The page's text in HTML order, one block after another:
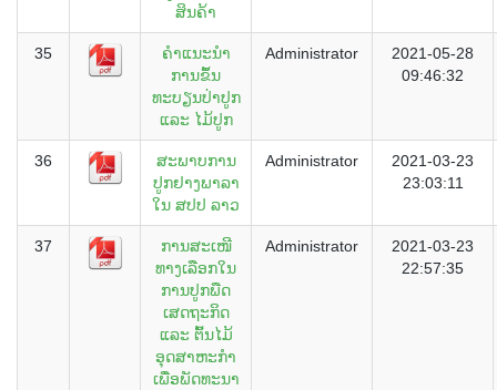
ສິນຄ້າ
35
ຄໍາແນະນໍາ
ການຂຶ້ນ
ທະບຽນປ່າປູກ
ແລະ ໄມ້ປູກ
Administrator
2021-05-28
09:46:32
36
ສະພາບການ
ປູກຢາງພາລາ
ໃນ ສປປ ລາວ
Administrator
2021-03-23
23:03:11
37
ການສະເໜີ
ທາງເລືອກໃນ
ການປູກພືດ
ເສດຖະກິດ
ແລະ ຕົ້ນໄມ້
ອຸດສາຫະກຳ
ເພື່ອພັດທະນາ
Administrator
2021-03-23
22:57:35